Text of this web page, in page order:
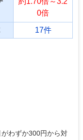
0倍
17件
わずか300円から対